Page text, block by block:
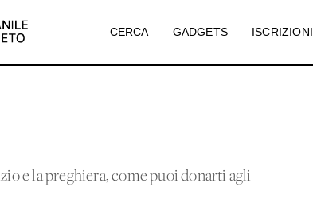
CERCA GADGETS ISCRIZIONI
e la preghiera, come puoi donarti agli